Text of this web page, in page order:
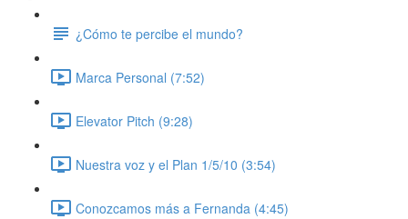
¿Cómo te percibe el mundo?
Marca Personal (7:52)
Elevator Pitch (9:28)
Nuestra voz y el Plan 1/5/10 (3:54)
Conozcamos más a Fernanda (4:45)